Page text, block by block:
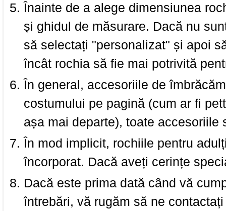
Înainte de a alege dimensiunea
și ghidul de măsurare. Dacă nu
să selectați "personalizat" și apoi
încât rochia să fie mai potrivită
În general, accesoriile de
costumului pe pagină (cum ar fi
așa mai departe), toate accesoriile
În mod implicit, rochiile pentru
încorporat. Dacă aveți cerințe
Dacă este prima dată când vă
întrebări, vă rugăm să ne